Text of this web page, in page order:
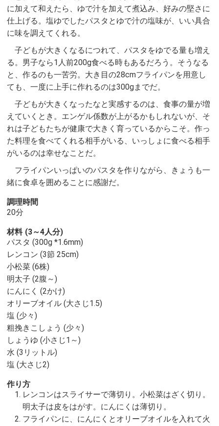
に加えて和えたら、ゆで汁を加えて煮込み、好みの堅さに
仕上げる。塩ゆでしたパスタとゆで汁の塩味が、いい具合
に味を調えてくれる。
子どもが大きくなるにつれて、パスタをゆでる量も増え
る。男子なら1人前200g食べる時もあるだろう。そうなる
と、作るのも一苦労。大き目の28cmフライパンを用意し
ても、一度に上手に作れるのは300gまでだ。
子どもが大きくなったなと実感するのは、食事の量が増
えていくとき。エンゲル係数が上がるかもしれないが、そ
れは子どもたちが健康で大きく育っているからこそ。作っ
た料理を食べてくれる相手がいる、いっしょに食べる相手
がいるのは幸せなことだ。
フライパンいっぱいのパスタを作りながら、きょうも一
緒に食卓を囲めることに感謝だ。
調理時間
20分
材料 (3～4人分)
パスタ (300g *1.6mm)
レンコン (3節 25cm)
小松菜 (6株)
明太子 (2腹～)
にんにく (2かけ)
オリーブオイル (大さじ1.5)
塩 (少々)
粗挽きこしょう (少々)
しょうゆ (小さじ1～)
水 (3リットル)
塩 (大さじ2)
作り方
レンコンはスライサーで薄切り。小松菜はざく切り。
明太子は皮をはがす。にんにくは薄切り。
フライパンに、にんにくとオリーブオイルを入れて火